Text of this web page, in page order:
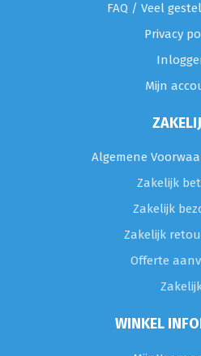
FAQ / Veel
Privacy
Mijn
Algemene
Zakelijk
Zakelijk
Zakelijk
Offerte
WINKEL